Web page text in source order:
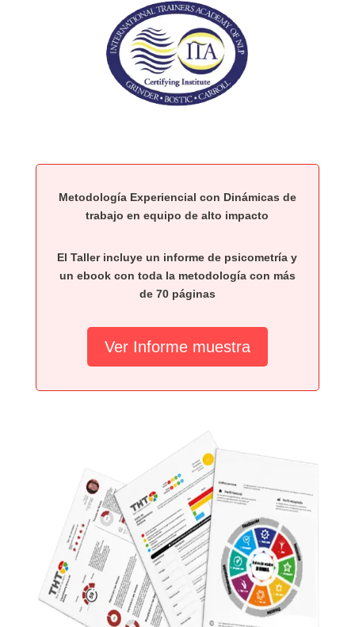
Metodología Experiencial con Dinámicas de
trabajo en equipo de alto impacto
El Taller incluye un informe de psicometría y
un ebook con toda la metodología con más
de 70 páginas
Ver Informe muestra